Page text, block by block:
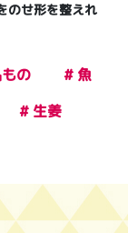
のせ形を整えれ
の
# 魚
# 生姜